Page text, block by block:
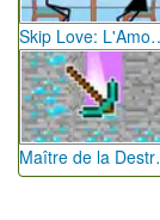
Skip
Maître